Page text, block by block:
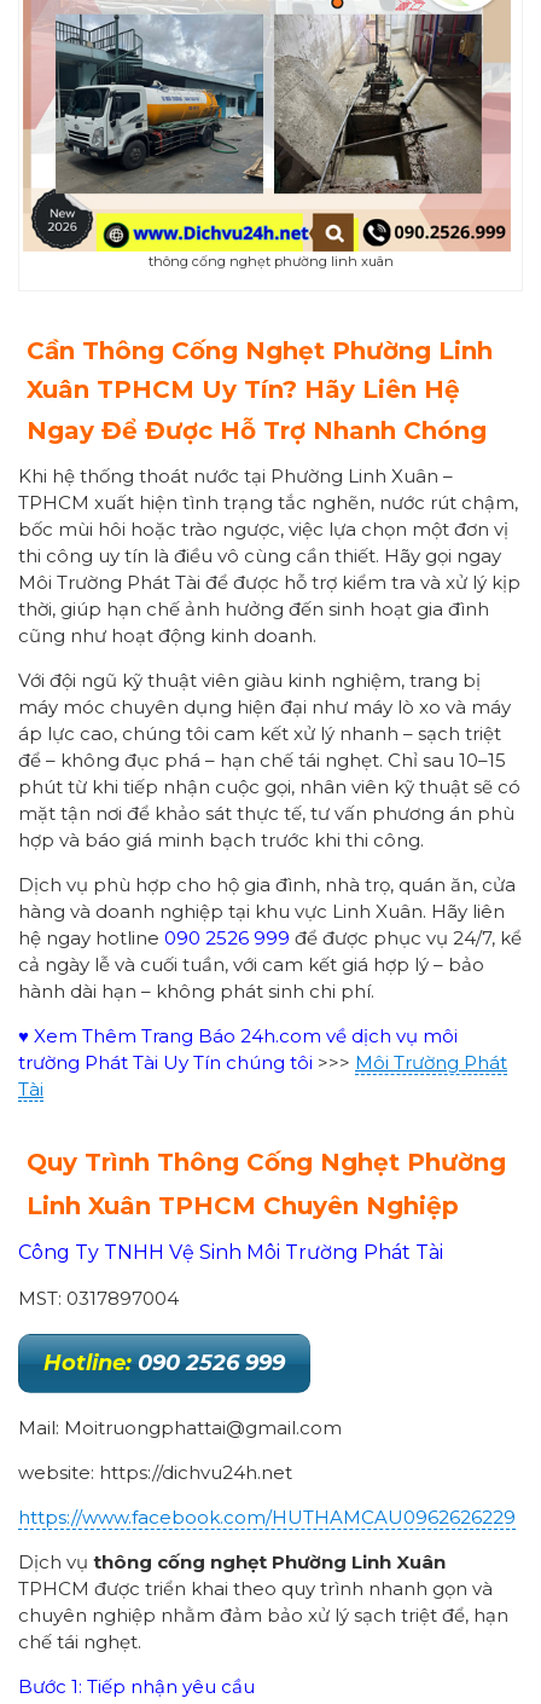
thông cống nghẹt phường linh xuân
Cần Thông Cống Nghẹt Phường Linh
Xuân TPHCM Uy Tín? Hãy Liên Hệ
Ngay Để Được Hỗ Trợ Nhanh Chóng
Khi hệ thống thoát nước tại Phường Linh Xuân –
TPHCM xuất hiện tình trạng tắc nghẽn, nước rút chậm,
bốc mùi hôi hoặc trào ngược, việc lựa chọn một đơn vị
thi công uy tín là điều vô cùng cần thiết. Hãy gọi ngay
Môi Trường Phát Tài để được hỗ trợ kiểm tra và xử lý kịp
thời, giúp hạn chế ảnh hưởng đến sinh hoạt gia đình
cũng như hoạt động kinh doanh.
Với đội ngũ kỹ thuật viên giàu kinh nghiệm, trang bị
máy móc chuyên dụng hiện đại như máy lò xo và máy
áp lực cao, chúng tôi cam kết xử lý nhanh – sạch triệt
để – không đục phá – hạn chế tái nghẹt. Chỉ sau 10–15
phút từ khi tiếp nhận cuộc gọi, nhân viên kỹ thuật sẽ có
mặt tận nơi để khảo sát thực tế, tư vấn phương án phù
hợp và báo giá minh bạch trước khi thi công.
Dịch vụ phù hợp cho hộ gia đình, nhà trọ, quán ăn, cửa
hàng và doanh nghiệp tại khu vực Linh Xuân. Hãy liên
hệ ngay hotline 090 2526 999 để được phục vụ 24/7, kể
cả ngày lễ và cuối tuần, với cam kết giá hợp lý – bảo
hành dài hạn – không phát sinh chi phí.
♥ Xem Thêm Trang Báo 24h.com về dịch vụ môi
trường Phát Tài Uy Tín chúng tôi >>> Môi Trường Phát
Tài
Quy Trình Thông Cống Nghẹt Phường
Linh Xuân TPHCM Chuyên Nghiệp
Công Ty TNHH Vệ Sinh Môi Trường Phát Tài
MST: 0317897004
Hotline: 090 2526 999
Mail: Moitruongphattai@gmail.com
website: https://dichvu24h.net
https://www.facebook.com/HUTHAMCAU0962626229
Dịch vụ thông cống nghẹt Phường Linh Xuân
TPHCM được triển khai theo quy trình nhanh gọn và
chuyên nghiệp nhằm đảm bảo xử lý sạch triệt để, hạn
chế tái nghẹt.
Bước 1: Tiếp nhận yêu cầu